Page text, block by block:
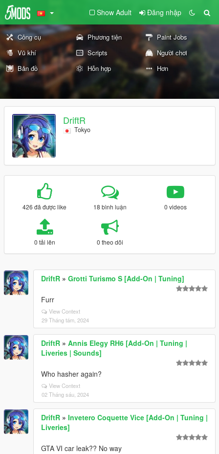
Show Adult Đăng nhập
Công cụ Phương tiện
Paint Jobs
Vũ khí
Scripts
Người chơi
Bản đồ
Hỗn hợp Hơn
DriftR
Tokyo
426 đã được like 18 bình luận 0 videos
0 tải lên 0 theo dõi
DriftR » Grotti Turismo S [Add-On | Tuning]
Furr
View Context
29 Tháng tám, 2024
DriftR » Annis Elegy RH6 [Add-On | Tuning |
Liveries | Sounds]
Who hasher again?
View Context
02 Tháng sáu, 2024
DriftR » Invetero Coquette Vice [Add-On | Tuning |
Liveries]
GTA VI car leak?? No way